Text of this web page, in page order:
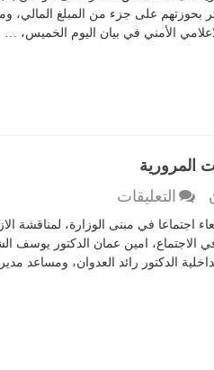
هوية
7
اشخاص
على جزء من المبلغ المالي،
الأمني في بيان اليوم الخميس، …
المرورية
التعليقات
وزير
الداخلية
يرأس
اجتماعا
اجتماعا في مبنى الوزارة، لمناقشة
الاجتماع، امين عمان الدكتور يوسف
الدكتور رائد العدوان، ومساعد